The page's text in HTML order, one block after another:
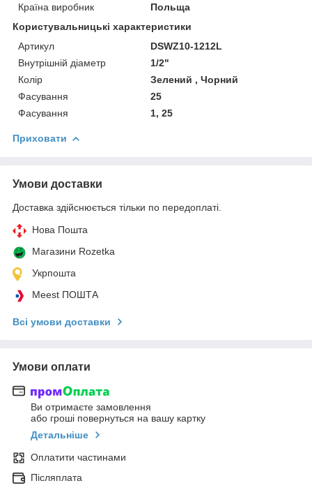
Країна виробник
Польща
Користувальницькі характеристики
Артикул
DSWZ10-1212L
Внутрішній діаметр
1/2"
Колір
Зелений , Чорний
Фасування
25
Фасування
1, 25
Приховати
Умови доставки
Доставка здійснюється тільки по передоплаті.
Нова Пошта
Магазини Rozetka
Укрпошта
Meest ПОШТА
Всі умови доставки
Умови оплати
Ви отримаєте замовлення
або гроші повернуться на вашу картку
Детальніше
Оплатити частинами
Післяплата